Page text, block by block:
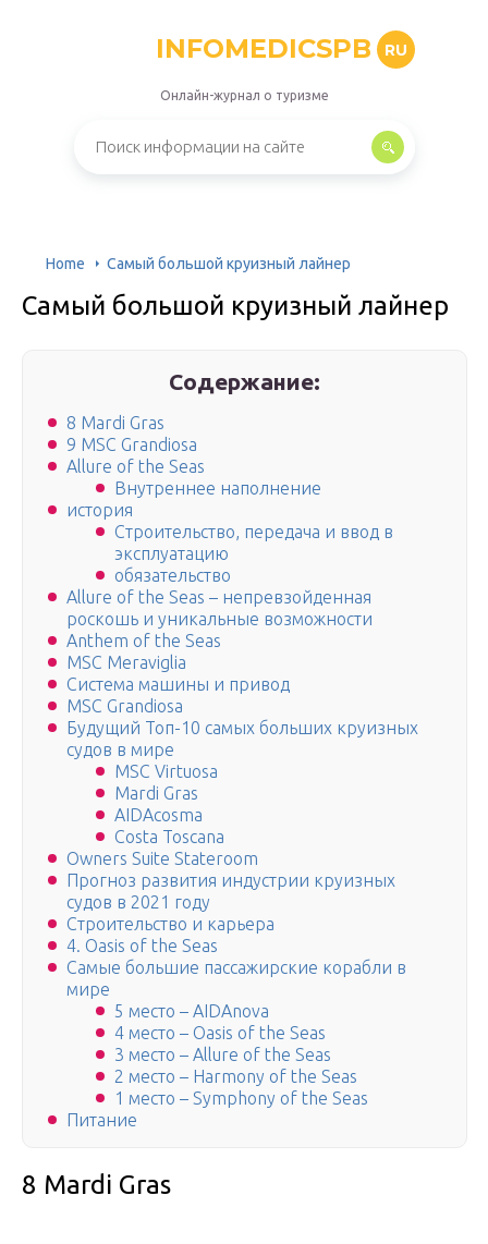
INFOMEDICSPB RU
Онлайн-журнал о туризме
Home Самый большой круизный лайнер
Самый большой круизный лайнер
Содержание:
8 Mardi Gras
9 MSC Grandiosa
Allure of the Seas
Внутреннее наполнение
история
Строительство, передача и ввод в
эксплуатацию
обязательство
Allure of the Seas – непревзойденная
роскошь и уникальные возможности
Anthem of the Seas
MSC Meraviglia
Система машины и привод
MSC Grandiosa
Будущий Топ-10 самых больших круизных
судов в мире
MSC Virtuosa
Mardi Gras
AIDAcosma
Costa Toscana
Owners Suite Stateroom
Прогноз развития индустрии круизных
судов в 2021 году
Строительство и карьера
4. Oasis of the Seas
Самые большие пассажирские корабли в
мире
5 место – AIDAnova
4 место – Oasis of the Seas
3 место – Allure of the Seas
2 место – Harmony of the Seas
1 место – Symphony of the Seas
Питание
8 Mardi Gras